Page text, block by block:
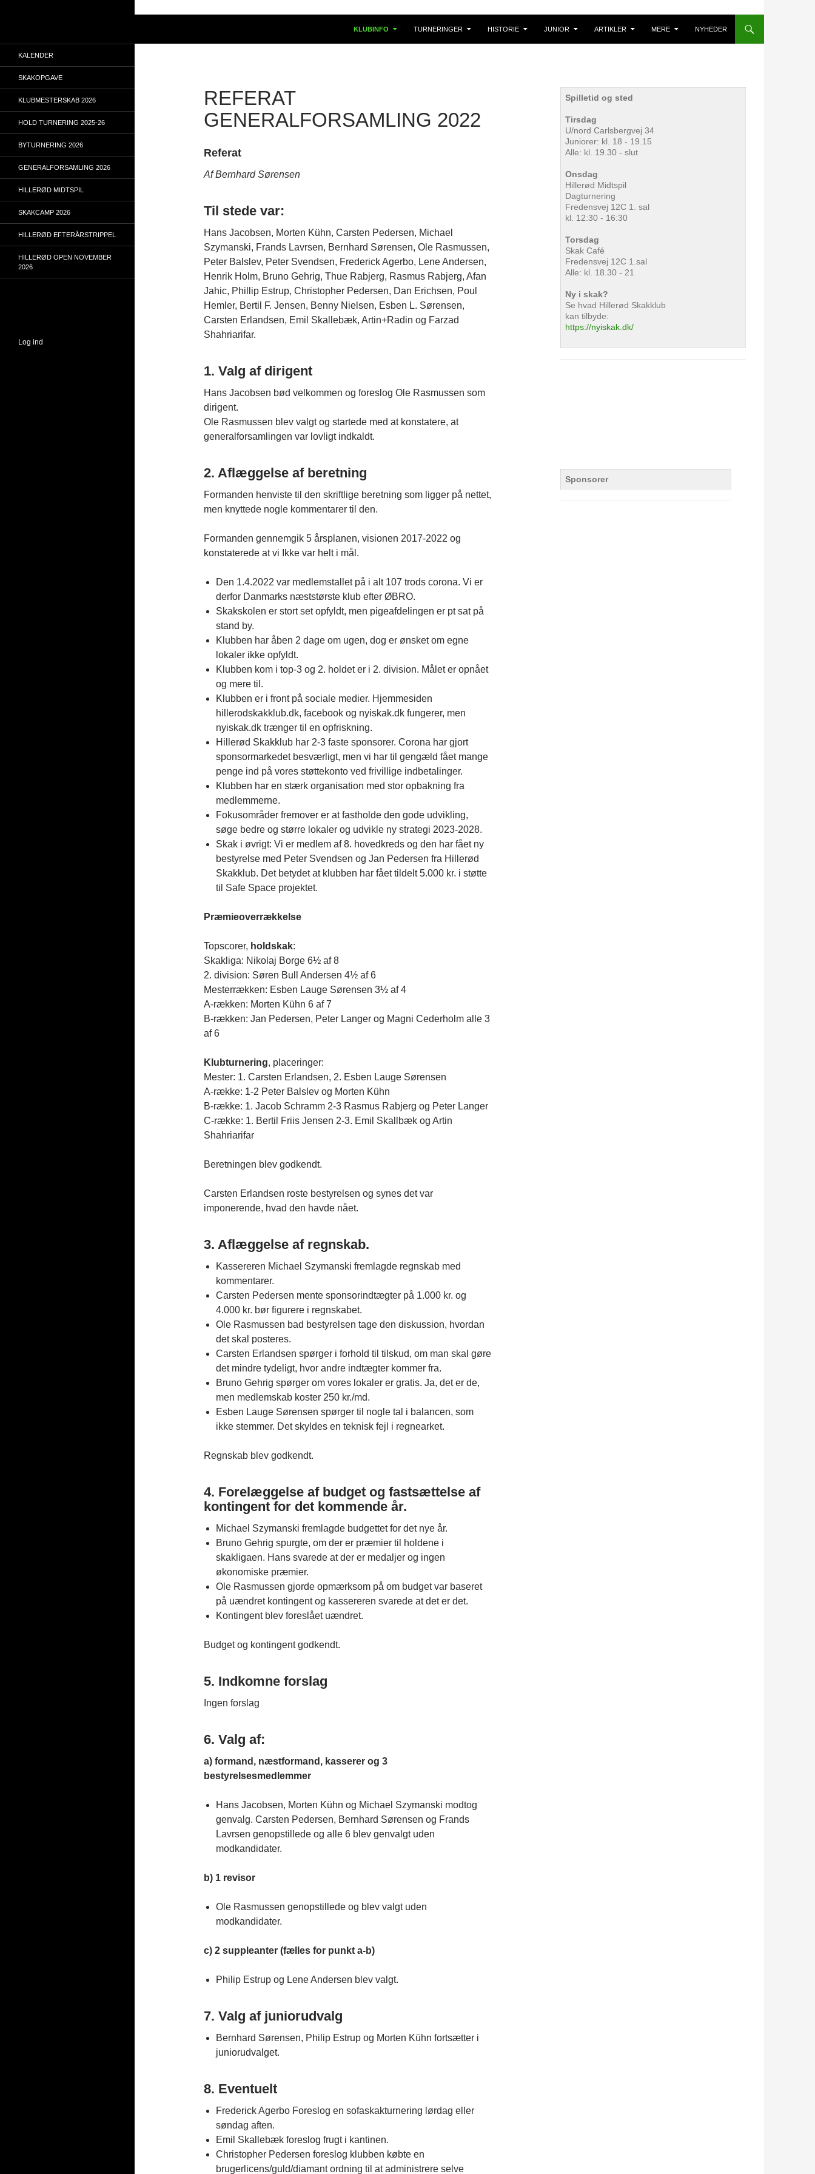
KLUBINFO TURNERINGER HISTORIE JUNIOR ARTIKLER MERE NYHEDER
REFERAT
GENERALFORSAMLING 2022
Referat
Af Bernhard Sørensen
Til stede var:
Hans Jacobsen, Morten Kühn, Carsten Pedersen, Michael
Szymanski, Frands Lavrsen, Bernhard Sørensen, Ole Rasmussen,
Peter Balslev, Peter Svendsen, Frederick Agerbo, Lene Andersen,
Henrik Holm, Bruno Gehrig, Thue Rabjerg, Rasmus Rabjerg, Afan
Jahic, Phillip Estrup, Christopher Pedersen, Dan Erichsen, Poul
Hemler, Bertil F. Jensen, Benny Nielsen, Esben L. Sørensen,
Carsten Erlandsen, Emil Skallebæk, Artin+Radin og Farzad
Shahriarifar.
1. Valg af dirigent
Hans Jacobsen bød velkommen og foreslog Ole Rasmussen som
dirigent.
Ole Rasmussen blev valgt og startede med at konstatere, at
generalforsamlingen var lovligt indkaldt.
2. Aflæggelse af beretning
Formanden henviste til den skriftlige beretning som ligger på nettet,
men knyttede nogle kommentarer til den.
Formanden gennemgik 5 årsplanen, visionen 2017-2022 og
konstaterede at vi Ikke var helt i mål.
Den 1.4.2022 var medlemstallet på i alt 107 trods corona. Vi er
derfor Danmarks næststørste klub efter ØBRO.
Skakskolen er stort set opfyldt, men pigeafdelingen er pt sat på
stand by.
Klubben har åben 2 dage om ugen, dog er ønsket om egne
lokaler ikke opfyldt.
Klubben kom i top-3 og 2. holdet er i 2. division. Målet er opnået
og mere til.
Klubben er i front på sociale medier. Hjemmesiden
hillerodskakklub.dk, facebook og nyiskak.dk fungerer, men
nyiskak.dk trænger til en opfriskning.
Hillerød Skakklub har 2-3 faste sponsorer. Corona har gjort
sponsormarkedet besværligt, men vi har til gengæld fået mange
penge ind på vores støttekonto ved frivillige indbetalinger.
Klubben har en stærk organisation med stor opbakning fra
medlemmerne.
Fokusområder fremover er at fastholde den gode udvikling,
søge bedre og større lokaler og udvikle ny strategi 2023-2028.
Skak i øvrigt: Vi er medlem af 8. hovedkreds og den har fået ny
bestyrelse med Peter Svendsen og Jan Pedersen fra Hillerød
Skakklub. Det betydet at klubben har fået tildelt 5.000 kr. i støtte
til Safe Space projektet.
Præmieoverrækkelse
Topscorer, holdskak:
Skakliga: Nikolaj Borge 6½ af 8
2. division: Søren Bull Andersen 4½ af 6
Mesterrækken: Esben Lauge Sørensen 3½ af 4
A-rækken: Morten Kühn 6 af 7
B-rækken: Jan Pedersen, Peter Langer og Magni Cederholm alle 3
af 6
Klubturnering, placeringer:
Mester: 1. Carsten Erlandsen, 2. Esben Lauge Sørensen
A-række: 1-2 Peter Balslev og Morten Kühn
B-række: 1. Jacob Schramm 2-3 Rasmus Rabjerg og Peter Langer
C-række: 1. Bertil Friis Jensen 2-3. Emil Skallbæk og Artin
Shahriarifar
Beretningen blev godkendt.
Carsten Erlandsen roste bestyrelsen og synes det var
imponerende, hvad den havde nået.
3. Aflæggelse af regnskab.
Kassereren Michael Szymanski fremlagde regnskab med
kommentarer.
Carsten Pedersen mente sponsorindtægter på 1.000 kr. og
4.000 kr. bør figurere i regnskabet.
Ole Rasmussen bad bestyrelsen tage den diskussion, hvordan
det skal posteres.
Carsten Erlandsen spørger i forhold til tilskud, om man skal gøre
det mindre tydeligt, hvor andre indtægter kommer fra.
Bruno Gehrig spørger om vores lokaler er gratis. Ja, det er de,
men medlemskab koster 250 kr./md.
Esben Lauge Sørensen spørger til nogle tal i balancen, som
ikke stemmer. Det skyldes en teknisk fejl i regnearket.
Regnskab blev godkendt.
4. Forelæggelse af budget og fastsættelse af
kontingent for det kommende år.
Michael Szymanski fremlagde budgettet for det nye år.
Bruno Gehrig spurgte, om der er præmier til holdene i
skakligaen. Hans svarede at der er medaljer og ingen
økonomiske præmier.
Ole Rasmussen gjorde opmærksom på om budget var baseret
på uændret kontingent og kassereren svarede at det er det.
Kontingent blev foreslået uændret.
Budget og kontingent godkendt.
5. Indkomne forslag
Ingen forslag
6. Valg af:
a) formand, næstformand, kasserer og 3
bestyrelsesmedlemmer
Hans Jacobsen, Morten Kühn og Michael Szymanski modtog
genvalg. Carsten Pedersen, Bernhard Sørensen og Frands
Lavrsen genopstillede og alle 6 blev genvalgt uden
modkandidater.
b) 1 revisor
Ole Rasmussen genopstillede og blev valgt uden
modkandidater.
c) 2 suppleanter (fælles for punkt a-b)
Philip Estrup og Lene Andersen blev valgt.
7. Valg af juniorudvalg
Bernhard Sørensen, Philip Estrup og Morten Kühn fortsætter i
juniorudvalget.
8. Eventuelt
Frederick Agerbo Foreslog en sofaskakturnering lørdag eller
søndag aften.
Emil Skallebæk foreslog frugt i kantinen.
Christopher Pedersen foreslog klubben købte en
brugerlicens/guld/diamant ordning til at administrere selve
Spilletid og sted
Tirsdag
U/nord Carlsbergvej 34
Juniorer: kl. 18 - 19.15
Alle: kl. 19.30 - slut
Onsdag
Hillerød Midtspil
Dagturnering
Fredensvej 12C 1. sal
kl. 12:30 - 16:30
Torsdag
Skak Café
Fredensvej 12C 1.sal
Alle: kl. 18.30 - 21
Ny i skak?
Se hvad Hillerød Skakklub
kan tilbyde:
https://nyiskak.dk/
Sponsorer
KALENDER
SKAKOPGAVE
KLUBMESTERSKAB 2026
HOLD TURNERING 2025-26
BYTURNERING 2026
GENERALFORSAMLING 2026
HILLERØD MIDTSPIL
SKAKCAMP 2026
HILLERØD EFTERÅRSTRIPPEL
HILLERØD OPEN NOVEMBER
2026
Log ind